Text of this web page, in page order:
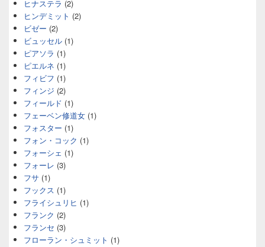
ヒナステラ (2)
ヒンデミット (2)
ビゼー (2)
ビュッセル (1)
ピアソラ (1)
ピエルネ (1)
フィビフ (1)
フィンジ (2)
フィールド (1)
フェーベン修道女 (1)
フォスター (1)
フォン・コック (1)
フォーシェ (1)
フォーレ (3)
フサ (1)
フックス (1)
フライシュリヒ (1)
フランク (2)
フランセ (3)
フローラン・シュミット (1)